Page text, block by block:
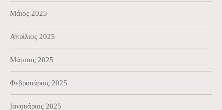
Μάιος 2025
Απρίλιος 2025
Μάρτιος 2025
Φεβρουάριος 2025
Ιανουάριος 2025